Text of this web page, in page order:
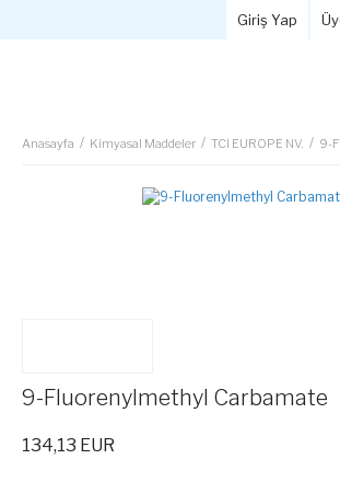
Giriş Yap
Anasayfa Kimyasal Maddeler TCI EUROPE NV. 9-
9-Fluorenylmethyl Carbamate
134,13 EUR